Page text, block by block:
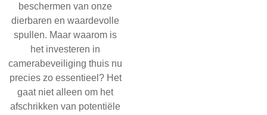
beschermen van onze
dierbaren en waardevolle
spullen. Maar waarom is
het investeren in
camerabeveiliging thuis nu
precies zo essentieel? Het
gaat niet alleen om het
afschrikken van potentiële